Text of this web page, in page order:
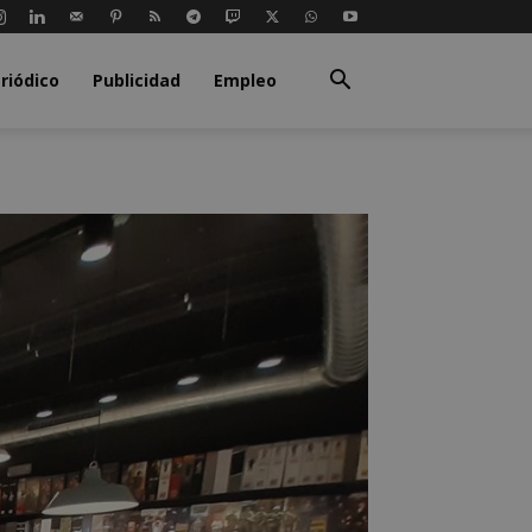
Publicidad Empleo